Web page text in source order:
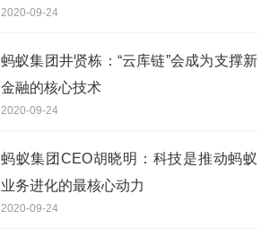
2020-09-24
蚂蚁集团井贤栋：“云库链”会成为支撑新
金融的核心技术
2020-09-24
蚂蚁集团CEO胡晓明：科技是推动蚂蚁
业务进化的最核心动力
2020-09-24